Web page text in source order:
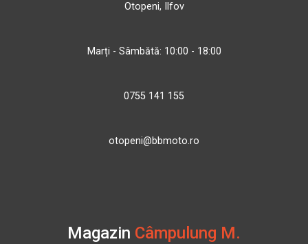
Otopeni, Ilfov
Marți - Sâmbătă: 10:00 - 18:00
0755 141 155
otopeni@bbmoto.ro
Magazin Câmpulung M.